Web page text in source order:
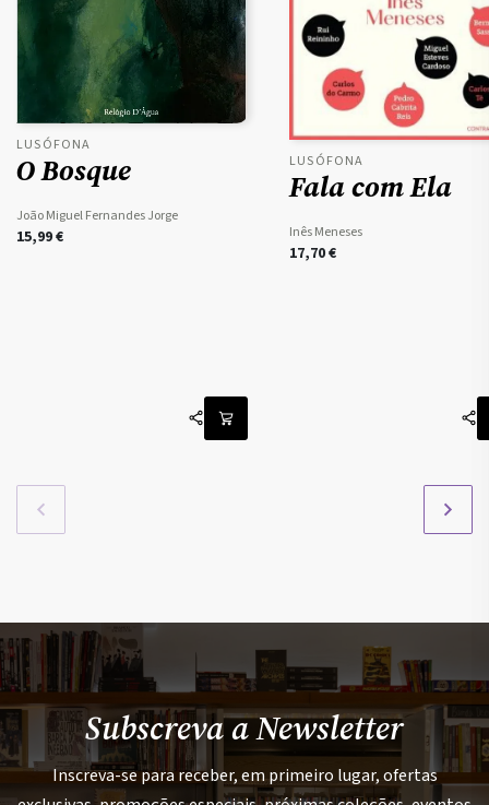
LUSÓFONA
O Bosque
João Miguel Fernandes Jorge
15,99€
LUSÓFONA
Fala com Ela
Inês Meneses
17,70€
Subscreva a Newsletter
Inscreva-se para receber, em primeiro lugar, ofertas